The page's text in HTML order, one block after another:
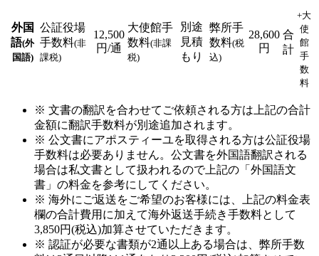
外国
語(外
国語)
公証役場
手数料(非
課税)
12,500
円/通
大使館手
数料(非課
税)
別途
見積
もり
弊所手
数料(税
込)
28,600
円
合
計
+大
使
館
手
数
料
※ 文書の翻訳を合わせてご依頼される方は上記の合計
金額に翻訳手数料が別途追加されます。
※ 公文書にアポスティーユを取得される方は公証役場
手数料は必要ありません。公文書を外国語翻訳される
場合は私文書として扱われるので上記の「外国語文
書」の料金を参考にしてください。
※ 海外にご返送をご希望のお客様には、上記の料金表
欄の合計費用に加えて海外返送手続き手数料として
3,850円(税込)加算させていただきます。
※ 認証が必要な書類が2通以上ある場合は、弊所手数